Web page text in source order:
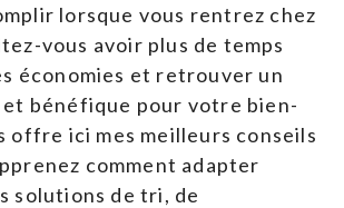
lorsque vous rentrez chez
vous avoir plus de temps
économies et retrouver un
bénéfique pour votre bien-
offre ici mes meilleurs conseils
comment adapter
solutions de tri, de